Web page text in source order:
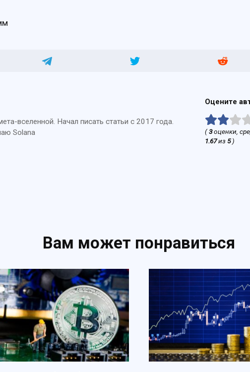
вселенной. Начал писать статьи с 2017 года.
Solana
Оцените
(3оценки,
1.67из 5)
Вам может понравиться